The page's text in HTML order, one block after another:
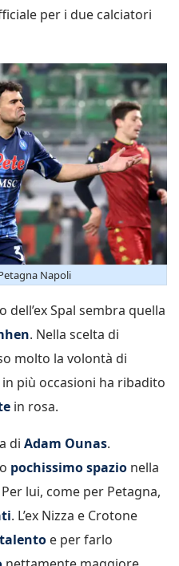
per i due calciatori
Napoli
Spal sembra quella
. Nella scelta di
molto la volontà di
più occasioni ha ribadito
in rosa.
di Adam Ounas.
pochissimo spazio nella
lui, come per Petagna,
. L’ex Nizza e Crotone
talento e per farlo